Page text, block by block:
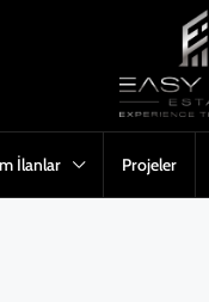
İlanlar Projeler